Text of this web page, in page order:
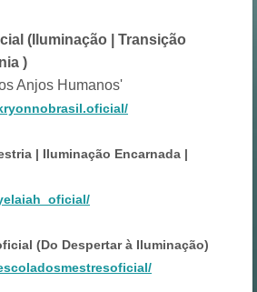
(Iluminação | Transição
)
Anjos Humanos'
| Iluminação Encarnada |
(Do Despertar à Iluminação)